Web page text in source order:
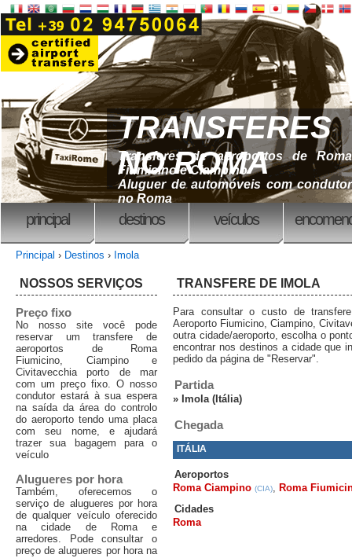
TRANSFERES
NO ROMA
Transferes de aeroportos de Roma
Fiumicino e Ciampino
Aluguer de automóveis com condutor
no Roma
principal destinos veículos
Principal › Destinos › Imola
TRANSFERE DE IMOLA
Para consultar o custo de
Aeroporto Fiumicino, Ciampino,
outra cidade/aeroporto, escolha o
encontrar nos destinos a cidade que
pedido da página de "Reservar".
Partida
» Imola (Itália)
Chegada
ITÁLIA
Aeroportos
Roma Ciampino (CIA), Roma
Cidades
Roma
NOSSOS SERVIÇOS
Preço fixo
No nosso site você pode
reservar um transfere de
aeroportos de Roma
Fiumicino, Ciampino e
Civitavecchia porto de mar
com um preço fixo. O nosso
condutor estará à sua espera
na saída da área do controlo
do aeroporto tendo uma placa
com seu nome, e ajudará
trazer sua bagagem para o
veículo
Alugueres por hora
Também, oferecemos o
serviço de alugueres por hora
de qualquer veículo oferecido
na cidade de Roma e
arredores. Pode consultar o
preço de alugueres por hora na